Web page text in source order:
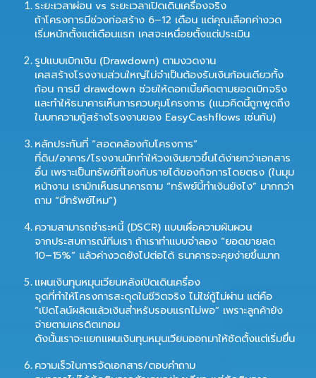
ระยะเวลาผ่อน vs ระยะเวลาเปิดเดินเครื่องจริง
ถ้าโครงการมีช่วงก่อสร้าง 6–12 เดือน แต่คุณเลือกค่างวด
เริ่มหนักตั้งแต่เดือนแรก เคสจะเหนื่อยตั้งแต่ประเมิน
รูปแบบเบิกเงิน (Drawdown) ตามงวดงาน
เคสสร้างโรงงานส่วนใหญ่ไม่จำเป็นต้องรับเงินก้อนเดียวทั้ง
ก้อน การมี drawdown ช่วยให้ดอกเบี้ยคิดตามยอดเบิกจริง
และทำให้ธนาคารเห็นการควบคุมโครงการ (แนวคิดนี้ถูกพูดถึง
ในบทความกู้สร้างโรงงานของ EasyCashflows เช่นกัน)
หลักประกันที่ “สอดคล้องกับโครงการ”
ที่ดิน/อาคาร/โรงงานมักทำให้วงเงินยาวขึ้นได้ง่ายกว่าเอกสาร
อื่น เพราะเป็นทรัพย์ที่โยงกับรายได้ของกิจการโดยตรง (ในมุม
หน้างาน เรามักเห็นธนาคารถาม “ทรัพย์นี้ทำเงินยังไง” มากกว่า
ถาม “มีทรัพย์ไหม”)
ความสามารถชำระหนี้ (DSCR) แบบเผื่อความผันผวน
จากประสบการณ์ทีมเรา ถ้าเราทำแบบจำลอง “ยอดขายลด
10–15%” แล้วค่างวดยังไปต่อได้ ธนาคารจะคุยง่ายขึ้นมาก
แผนเงินทุนหมุนเวียนหลังเปิดเดินเครื่อง
จุดที่ทำให้โครงการสะดุดในชีวิตจริง ไม่ใช่กู้ไม่ผ่าน แต่คือ
“เปิดไลน์ผลิตแล้วเงินสำหรับรอบแรกไม่พอ” เพราะลูกค้ายัง
จ่ายตามเครดิตเทอม
ดังนั้นเราจะแยกแผนเงินทุนหมุนเวียนออกมาให้ชัดตั้งแต่เริ่มยื่น
ความเร็วในการจัดเอกสาร/ตอบคำถาม